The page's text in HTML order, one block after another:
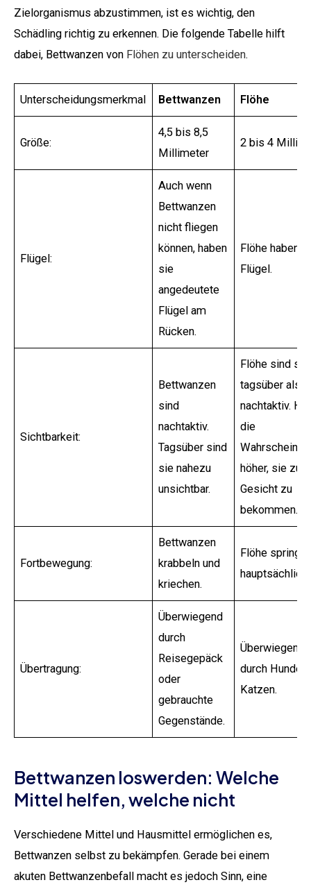
Zielorganismus abzustimmen, ist es wichtig, den
Schädling richtig zu erkennen. Die folgende Tabelle hilft
dabei, Bettwanzen von Flöhen zu unterscheiden.
Unterscheidungsmerkmal Bettwanzen Flöhe
Größe:
4,5 bis 8,5
Millimeter
2 bis 4
Flügel:
Auch wenn
Bettwanzen
nicht fliegen
können, haben
sie
angedeutete
Flügel am
Rücken.
Flöhe haben
Flügel.
Sichtbarkeit:
Bettwanzen
sind
nachtaktiv.
Tagsüber sind
sie nahezu
unsichtbar.
Flöhe sind
tagsüber als
nachtaktiv.
die
höher, sie zu
Gesicht zu
bekommen.
Fortbewegung:
Bettwanzen
krabbeln und
kriechen.
Flöhe
hauptsächlich.
Übertragung:
Überwiegend
durch
Reisegepäck
oder
gebrauchte
Gegenstände.
Überwiegend
durch Hunde
Katzen.
Bettwanzen loswerden: Welche
Mittel helfen, welche nicht
Verschiedene Mittel und Hausmittel ermöglichen es,
Bettwanzen selbst zu bekämpfen. Gerade bei einem
akuten Bettwanzenbefall macht es jedoch Sinn, eine